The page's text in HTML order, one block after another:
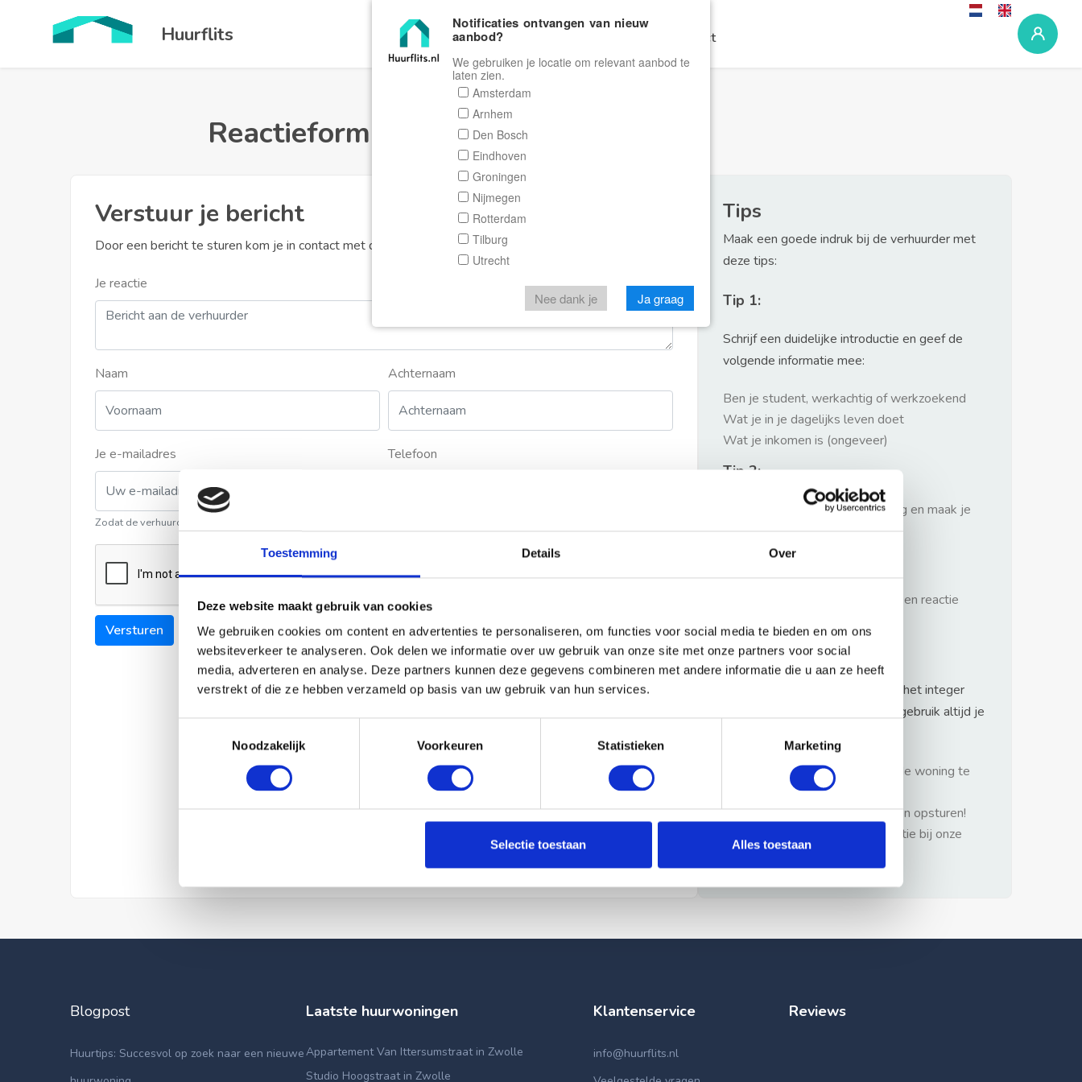
Toestemming Details Over
Deze website maakt gebruik van cookies
We gebruiken cookies om content en advertenties te personaliseren, om functies voor social media te bieden en om ons
websiteverkeer te analyseren. Ook delen we informatie over uw gebruik van onze site met onze partners voor social
media, adverteren en analyse. Deze partners kunnen deze gegevens combineren met andere informatie die u aan ze heeft
verstrekt of die ze hebben verzameld op basis van uw gebruik van hun services.
Noodzakelijk
Voorkeuren Statistieken Marketing
Selectie toestaan Alles toestaan
Huurflits Home Zoeken Contact
Reactieformulier Huurflits
Verstuur je bericht
Door een bericht te sturen kom je in contact met de aanbieder of makelaar van de woning.
Je reactie
Naam Achternaam
Je e-mailadres
Zodat de verhuurder contact met u kan opnemen
Telefoon
Versturen
Tips
Maak een goede indruk bij de verhuurder met
deze tips:
Tip 1:
Schrijf een duidelijke introductie en geef de
volgende informatie mee:
Ben je student, werkachtig of werkzoekend
Wat je in je dagelijks leven doet
Wat je inkomen is (ongeveer)
Tip 2:
Wees beleefd, niet te langdradig en maak je
verhaal kort
Wacht niet met reageren. Snel een reactie
Waarschuwing
Huurflits hecht veel waarde aan het integer
handelen van verhuurders maar gebruik altijd je
1: Nooit vooraf betalen zonder de woning te
hebben gezien.
2: Geen persoonlijke documenten opsturen!
3: Meld bij misbruik de advertentie bij onze
klantenservice.
Blogpost
Huurtips: Succesvol op zoek naar een nieuwe
Laatste huurwoningen
Appartement Van Ittersumstraat in Zwolle
Studio Hoogstraat in Zwolle
Klantenservice
info@huurflits.nl
Reviews
Notificaties ontvangen van nieuw
aanbod?
We gebruiken je locatie om relevant aanbod te
laten zien.
Amsterdam
Arnhem
Den Bosch
Eindhoven
Groningen
Nijmegen
Rotterdam
Tilburg
Utrecht
Nee dank je Ja graag